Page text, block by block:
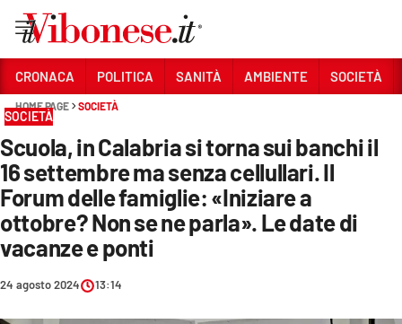
Sezioni
CRONACA
POLITICA
SANITÀ
AMBIENTE
SOCIETÀ
CRONACA POLITICA SANITÀ AMBIENTE SOCIETÀ
HOME PAGE SOCIETÀ
SOCIETÀ
Scuola, in Calabria si torna sui banchi il
16 settembre ma senza cellullari. Il
Forum delle famiglie: «Iniziare a
ottobre? Non se ne parla». Le date di
vacanze e ponti
24 agosto 2024 13:14